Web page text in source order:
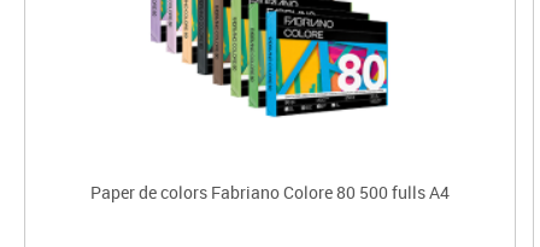
Paper de colors Fabriano Colore 80 500 fulls A4